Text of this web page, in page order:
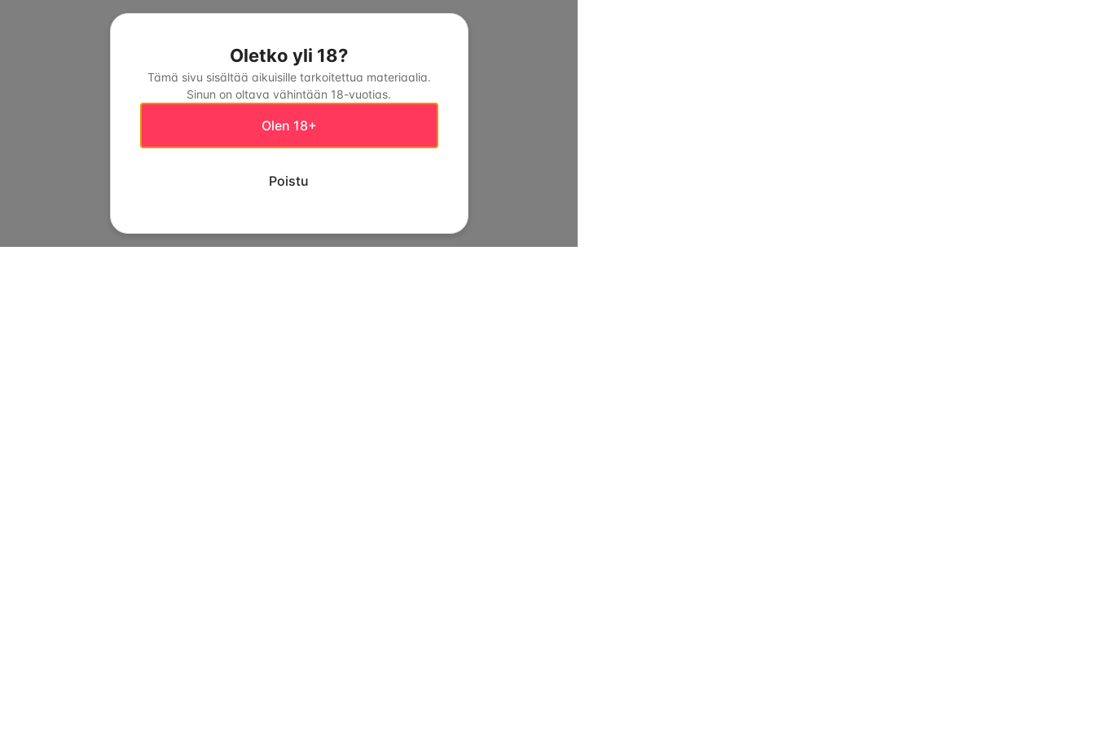
Oletko yli 18?
Tämä sivu sisältää aikuisille tarkoitettua materiaalia.
Sinun on oltava vähintään 18-vuotias.
Olen 18+
Poistu